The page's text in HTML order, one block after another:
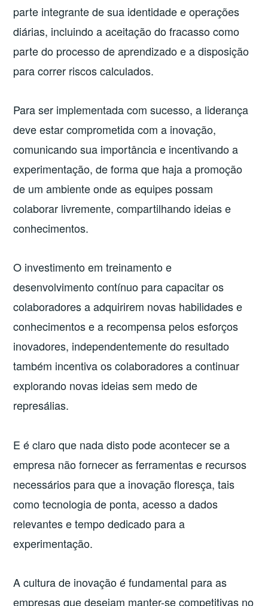
parte integrante de sua identidade e operações
diárias, incluindo a aceitação do fracasso como
parte do processo de aprendizado e a disposição
para correr riscos calculados.
Para ser implementada com sucesso, a liderança
deve estar comprometida com a inovação,
comunicando sua importância e incentivando a
experimentação, de forma que haja a promoção
de um ambiente onde as equipes possam
colaborar livremente, compartilhando ideias e
conhecimentos.
O investimento em treinamento e
desenvolvimento contínuo para capacitar os
colaboradores a adquirirem novas habilidades e
conhecimentos e a recompensa pelos esforços
inovadores, independentemente do resultado
também incentiva os colaboradores a continuar
explorando novas ideias sem medo de
represálias.
E é claro que nada disto pode acontecer se a
empresa não fornecer as ferramentas e recursos
necessários para que a inovação floresça, tais
como tecnologia de ponta, acesso a dados
relevantes e tempo dedicado para a
experimentação.
A cultura de inovação é fundamental para as
empresas que desejam manter-se competitivas no